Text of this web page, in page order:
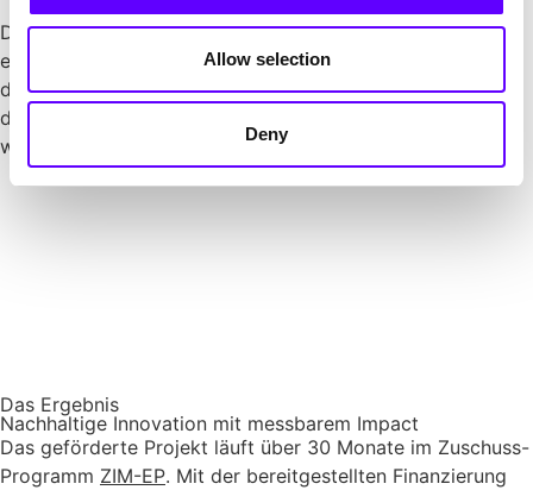
Allow selection
Deny
Dank der Fördermittel konnten zusätzliche Mitarbeitende
eingestellt werden (Chemiker und F&E-Mitarbeiter) und
das Team sich voll auf Innovation konzentrieren, während
die administrative Abwicklung von PFIF übernommen
wurde.
Das Ergebnis
Nachhaltige Innovation mit messbarem Impact
Das geförderte Projekt läuft über 30 Monate im Zuschuss-
Programm ZIM-EP. Mit der bereitgestellten Finanzierung